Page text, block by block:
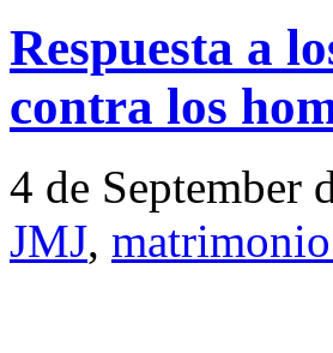
Respuesta a
contra los
4 de September
JMJ,